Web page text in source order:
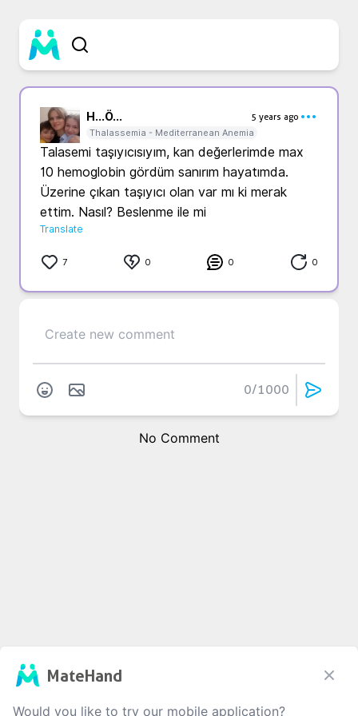
H...Ö...
5 years ago
Thalassemia - Mediterranean Anemia
Talasemi taşıyıcısıyım, kan değerlerimde max
10 hemoglobin gördüm sanırım hayatımda.
Üzerine çıkan taşıyıcı olan var mı ki merak
ettim. Nasıl? Beslenme ile mi
Translate
7 0 0 0
0/1000
No Comment
MateHand
Would you like to try our mobile application?